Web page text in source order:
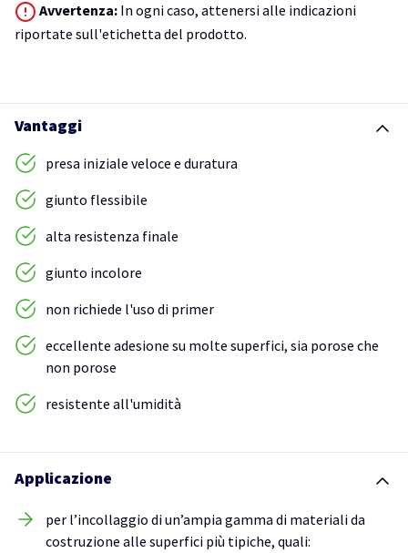
Avvertenza: In ogni caso, attenersi alle indicazioni
riportate sull'etichetta del prodotto.
Vantaggi
presa iniziale veloce e duratura
giunto flessibile
alta resistenza finale
giunto incolore
non richiede l'uso di primer
eccellente adesione su molte superfici, sia porose che
non porose
resistente all'umidità
Applicazione
per l’incollaggio di un’ampia gamma di materiali da
costruzione alle superfici più tipiche, quali: